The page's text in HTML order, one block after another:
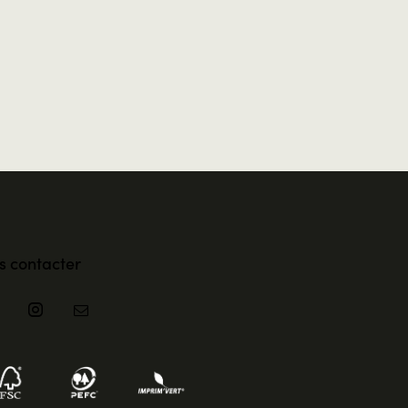
contacter